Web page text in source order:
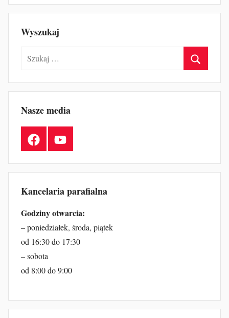
Wyszukaj
Szukaj:
Nasze media
FacebookYouTube
Kancelaria parafialna
Godziny otwarcia:
– poniedziałek, środa, piątek
od 16:30 do 17:30
– sobota
od 8:00 do 9:00